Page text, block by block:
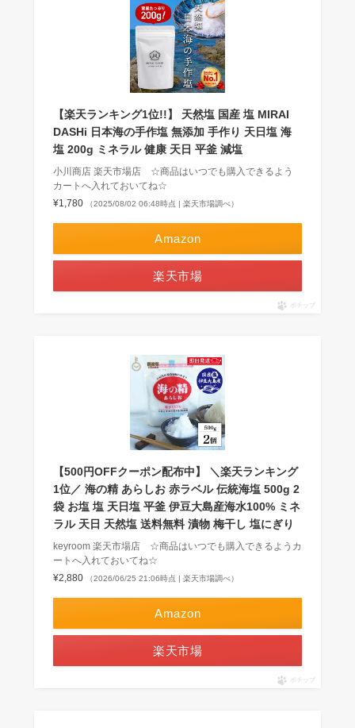
【楽天ランキング1位!!】 天然塩 国産 塩 MIRAI
DASHi 日本海の手作塩 無添加 手作り 天日塩 海
塩 200g ミネラル 健康 天日 平釜 減塩
小川商店 楽天市場店 ☆商品はいつでも購入できるよう
カートへ入れておいてね☆
¥1,780
（2025/08/02 06:48時点 | 楽天市場調べ）
Amazon
楽天市場
ポチップ
【500円OFFクーポン配布中】 ＼楽天ランキング
1位／ 海の精 あらしお 赤ラベル 伝統海塩 500g 2
袋 お塩 塩 天日塩 平釜 伊豆大島産海水100% ミネ
ラル 天日 天然塩 送料無料 漬物 梅干し 塩にぎり
keyroom 楽天市場店 ☆商品はいつでも購入できるようカ
ートへ入れておいてね☆
¥2,880
（2026/06/25 21:06時点 | 楽天市場調べ）
Amazon
楽天市場
ポチップ